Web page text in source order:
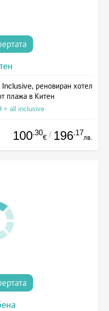
реновиран хотел
плажа в Китен
+ all inclusive
100.30
€ / 196.17
лв.